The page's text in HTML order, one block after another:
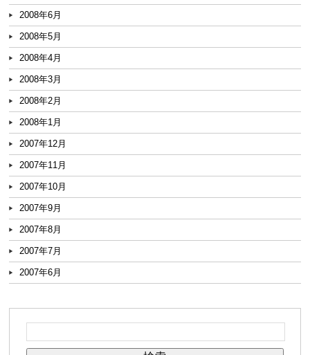
2008年6月
2008年5月
2008年4月
2008年3月
2008年2月
2008年1月
2007年12月
2007年11月
2007年10月
2007年9月
2007年8月
2007年7月
2007年6月